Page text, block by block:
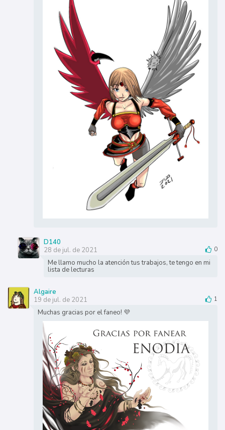
D140
28 de jul. de 2021
0
Me llamo mucho la atención tus trabajos, te tengo en mi
lista de lecturas
Algaire
19 de jul. de 2021
1
Muchas gracias por el faneo! 💜